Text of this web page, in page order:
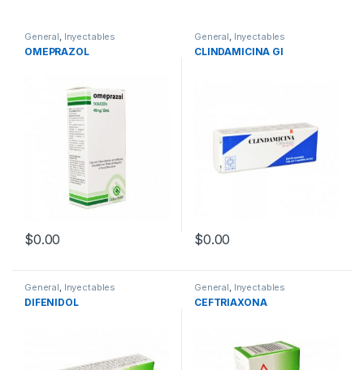
General, Inyectables
OMEPRAZOL
$0.00
General, Inyectables
CLINDAMICINA GI
$0.00
General, Inyectables
DIFENIDOL
General, Inyectables
CEFTRIAXONA